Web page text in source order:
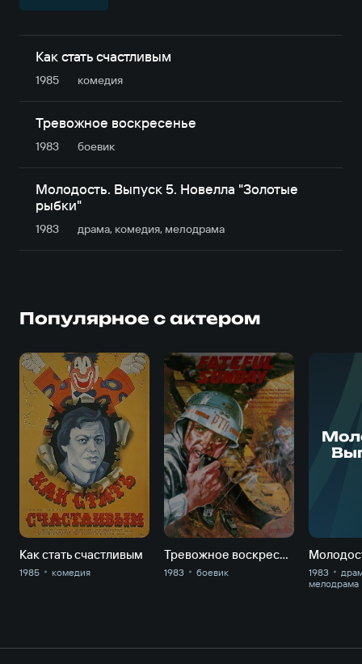
Как стать счастливым
1985 комедия
Тревожное воскресенье
1983 боевик
Молодость. Выпуск 5. Новелла "Золотые
рыбки"
1983 драма, комедия, мелодрама
Популярное с актером
Как стать счастливым
1985 комедия
Тревожное воскресенье
1983 боевик 1983
мелодрама